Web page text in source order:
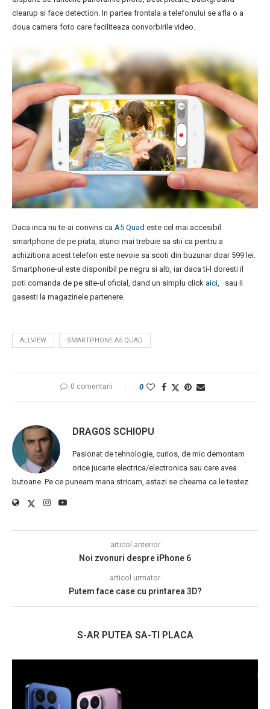
clearup si face detection. In partea frontala a telefonului se afla o a
doua camera foto care faciliteaza convorbirile video.
Daca inca nu te-ai convins ca A5 Quad este cel mai accesibil
smartphone de pe piata, atunci mai trebuie sa stii ca pentru a
achizitiona acest telefon este nevoie sa scoti din buzunar doar 599 lei.
Smartphone-ul este disponibil pe negru si alb, iar daca ti-l doresti il
poti comanda de pe site-ul oficial, dand un simplu click aici , sau il
gasesti la magazinele partenere.
ALLVIEW SMARTPHONE A5 QUAD
0 comentarii 0
DRAGOS SCHIOPU
Pasionat de tehnologie, curios, de mic demontam
orice jucarie electrica/electronica sau care avea
butoane. Pe ce puneam mana stricam, astazi se cheama ca le testez.
articol anterior
Noi zvonuri despre iPhone 6
articol urmator
Putem face case cu printarea 3D?
S-AR PUTEA SA-TI PLACA